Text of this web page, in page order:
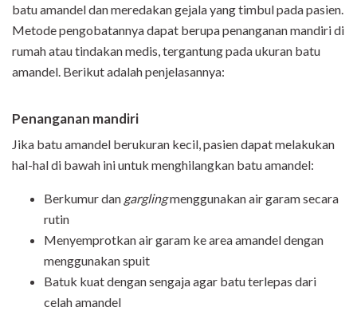
batu amandel dan meredakan gejala yang timbul pada pasien.
Metode pengobatannya dapat berupa penanganan mandiri di
rumah atau tindakan medis, tergantung pada ukuran batu
amandel. Berikut adalah penjelasannya:
Penanganan mandiri
Jika batu amandel berukuran kecil, pasien dapat melakukan
hal-hal di bawah ini untuk menghilangkan batu amandel:
Berkumur dan garglingmenggunakan air garam secara
rutin
Menyemprotkan air garam ke area amandel dengan
menggunakan spuit
Batuk kuat dengan sengaja agar batu terlepas dari
celah amandel